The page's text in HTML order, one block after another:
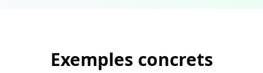
Exemples concrets